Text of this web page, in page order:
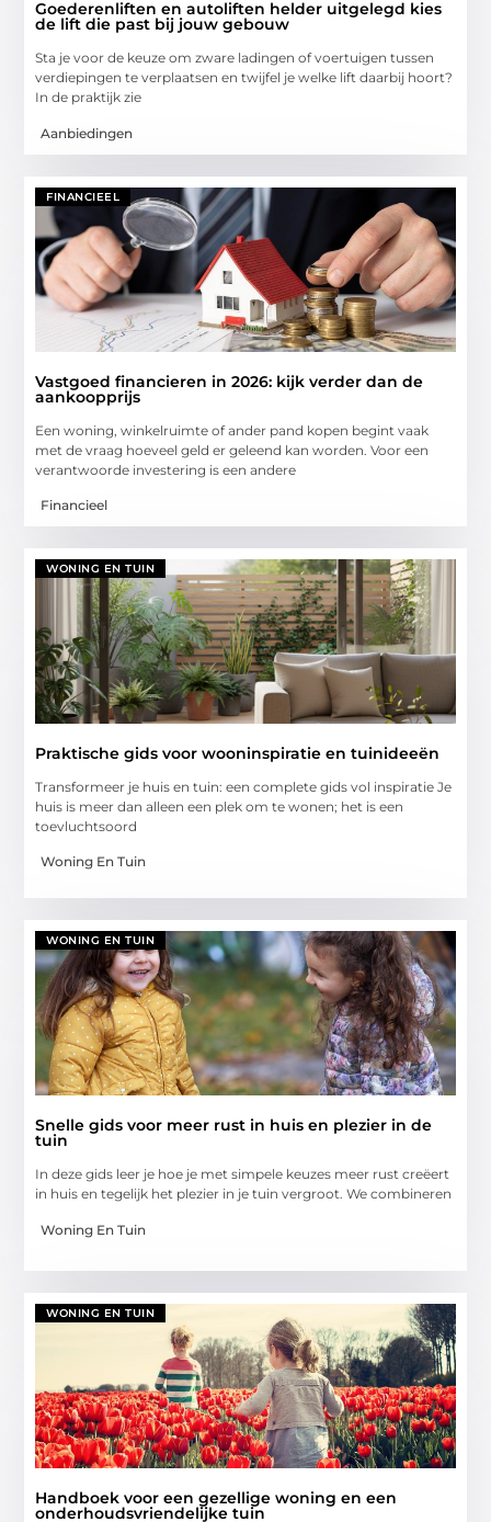
Goederenliften en autoliften helder uitgelegd kies
de lift die past bij jouw gebouw
Sta je voor de keuze om zware ladingen of voertuigen tussen
verdiepingen te verplaatsen en twijfel je welke lift daarbij hoort?
In de praktijk zie
Aanbiedingen
FINANCIEEL
Vastgoed financieren in 2026: kijk verder dan de
aankoopprijs
Een woning, winkelruimte of ander pand kopen begint vaak
met de vraag hoeveel geld er geleend kan worden. Voor een
verantwoorde investering is een andere
Financieel
WONING EN TUIN
Praktische gids voor wooninspiratie en tuinideeën
Transformeer je huis en tuin: een complete gids vol inspiratie Je
huis is meer dan alleen een plek om te wonen; het is een
toevluchtsoord
Woning En Tuin
WONING EN TUIN
Snelle gids voor meer rust in huis en plezier in de
tuin
In deze gids leer je hoe je met simpele keuzes meer rust creëert
in huis en tegelijk het plezier in je tuin vergroot. We combineren
Woning En Tuin
WONING EN TUIN
Handboek voor een gezellige woning en een
onderhoudsvriendelijke tuin